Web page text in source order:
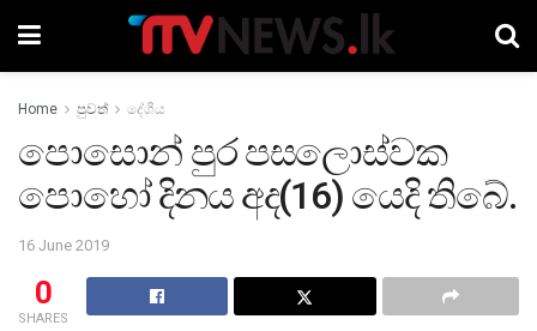
Home පුවත් දේශීය
පොසොන් පුර පසලොස්වක
පොහෝ දිනය අද(16) යෙදි තිබේ.
16 June 2019
0
SHARES